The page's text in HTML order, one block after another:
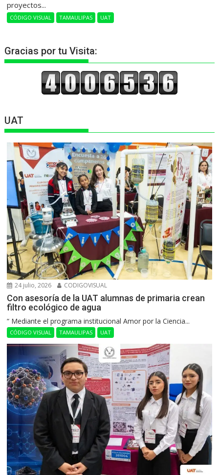
proyectos...
CÓDIGO VISUAL TAMAULIPAS UAT
Gracias por tu Visita:
UAT
24 julio, 2026 CODIGOVISUAL
Con asesoría de la UAT alumnas de primaria crean
filtro ecológico de agua
“ Mediante el programa institucional Amor por la Ciencia...
CÓDIGO VISUAL TAMAULIPAS UAT